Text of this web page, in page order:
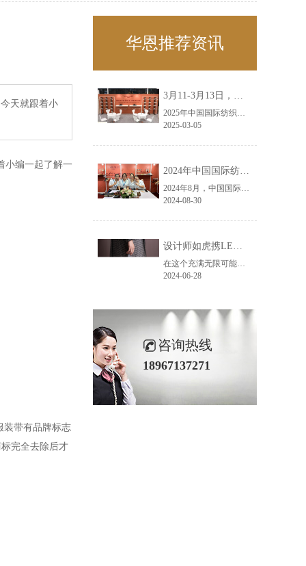
天就跟着小
小编一起了解一
装带有品牌标志
完全去除后才
华恩推荐资讯
3月11-3月13日，华恩诚邀您共赴上海面辅料春夏展——华恩
2025年中国国际纺织面料及辅料（春夏）博览会即将盛大开启！感谢您对华恩品牌的关注！3.11-3.13，杭州华恩（LEMONLEE）诚邀您共赴这场春日的宴会！
2025-03-05
2024年中国国际纺织面料及辅料（秋冬）博览会完美收官！——华恩
2024年8月，中国国际纺织面料及辅料（秋冬）博览会完美收官！作为一家拥有30年历史的专业衣架制造商，我们非常荣幸能够参与这一盛会，并在此期间与众多客户进行了广泛而深入的交流。
2024-08-30
设计师如虎携LEMONLEE红雪松礼盒荣获第六届未来·已来香港新锐当代设计奖铜奖
在这个充满无限可能的2024年夏季，LEMONLEE品牌设计师如虎以其非凡的创意与对自然的深刻理解，精心打造的红雪松木球礼盒，在“2024未来·已来——第六届香港新锐当代设计奖”中摘得铜奖。这不仅是对设计师如虎原创设计能力的嘉奖，更是对LEMONLEE品牌的高度认可。
2024-06-28
咨询热线
18967137271